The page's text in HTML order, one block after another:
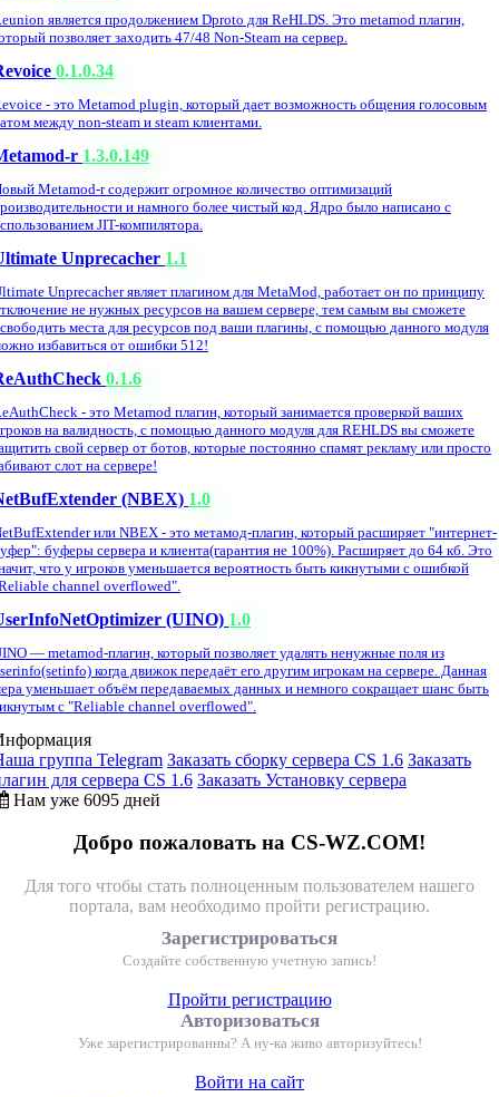
является продолжением Dproto для ReHLDS. Это metamod плагин,
позволяет заходить 47/48 Non-Steam на сервер.
0.1.0.34
- это Metamod plugin, который дает возможность общения голосовым
между non-steam и steam клиентами.
r 1.3.0.149
Metamod-r содержит огромное количество оптимизаций
и намного более чистый код. Ядро было написано с
JIT-компилятора.
Unprecacher 1.1
Unprecacher являет плагином для MetaMod, работает он по принципу
не нужных ресурсов на вашем сервере, тем самым вы сможете
места для ресурсов под ваши плагины, с помощью данного модуля
избавиться от ошибки 512!
0.1.6
- это Metamod плагин, который занимается проверкой ваших
на валидность, с помощью данного модуля для REHLDS вы сможете
свой сервер от ботов, которые постоянно спамят рекламу или просто
слот на сервере!
(NBEX) 1.0
или NBEX - это метамод-плагин, который расширяет "интернет-
буферы сервера и клиента(гарантия не 100%). Расширяет до 64 кб. Это
что у игроков уменьшается вероятность быть кикнутыми с ошибкой
channel overflowed".
(UINO) 1.0
— metamod-плагин, который позволяет удалять ненужные поля из
когда движок передаёт его другим игрокам на сервере. Данная
уменьшает объём передаваемых данных и немного сокращает шанс быть
с "Reliable channel overflowed".
группа Telegram Заказать сборку сервера CS 1.6 Заказать
для сервера CS 1.6 Заказать Установку сервера
Нам уже 6095 дней
Добро пожаловать на CS-WZ.COM!
Для того чтобы стать полноценным пользователем нашего
портала, вам необходимо пройти регистрацию.
Зарегистрироваться
Создайте собственную учетную запись!
Пройти регистрацию
Авторизоваться
Уже зарегистрированны? А ну-ка живо авторизуйтесь!
Войти на сайт